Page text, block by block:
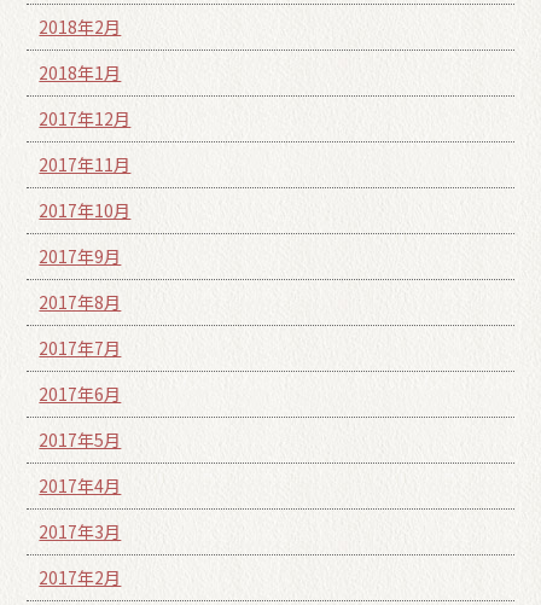
2018年2月
2018年1月
2017年12月
2017年11月
2017年10月
2017年9月
2017年8月
2017年7月
2017年6月
2017年5月
2017年4月
2017年3月
2017年2月